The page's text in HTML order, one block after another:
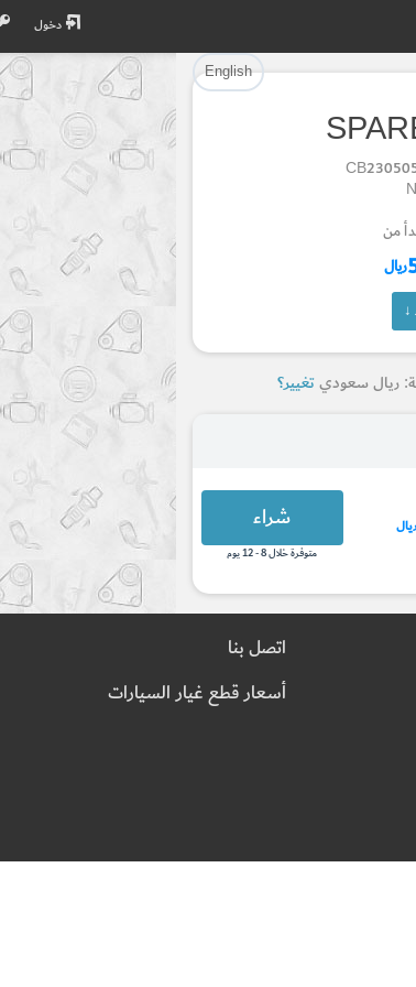
دخول
English
من
ريال
↓
ريال سعوديتغيير؟
ريال شراء
متوفرة خلال 8 - 12 يوم
بنجاح.
Part
Return
للسلة بنجاح.
Part
اتصل بنا
أسعار قطع غيار السيارات